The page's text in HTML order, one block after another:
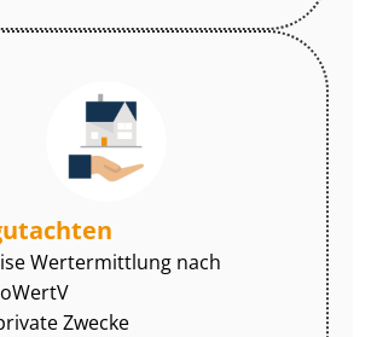
Wertermittlung nach
Zwecke